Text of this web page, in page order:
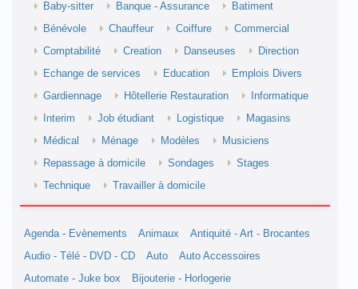
Baby-sitter
Banque - Assurance
Batiment
Bénévole
Chauffeur Coiffure
Commercial
Comptabilité
Creation Danseuses
Direction
Echange de services
Education
Emplois Divers
Gardiennage
Hôtellerie Restauration
Informatique
Interim
Job étudiant Logistique
Magasins
Médical
Ménage Modèles
Musiciens
Repassage à domicile
Sondages
Stages
Technique
Travailler à domicile
Agenda - Evènements Animaux
Antiquité - Art - Brocantes
Audio - Télé - DVD - CD
Auto
Auto Accessoires
Automate - Juke box
Bijouterie - Horlogerie